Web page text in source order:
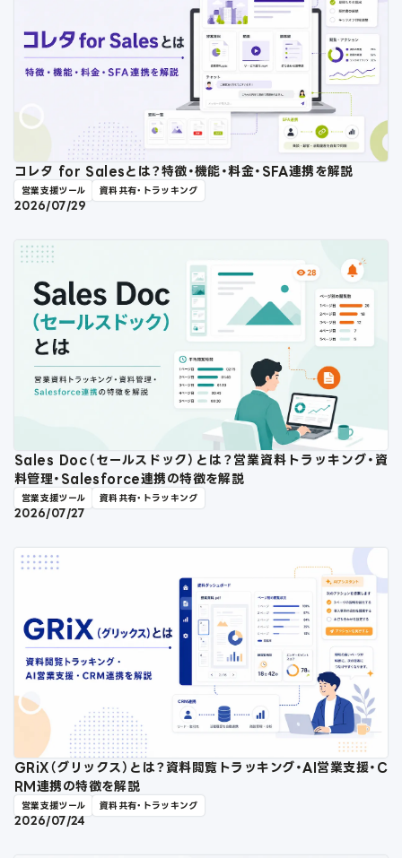
コレタ for Salesとは？特徴・機能・料金・SFA連携を解説
営業支援ツール 資料共有・トラッキング
2026/07/29
Sales Doc（セールスドック）とは？営業資料トラッキング・資
料管理・Salesforce連携の特徴を解説
営業支援ツール 資料共有・トラッキング
2026/07/27
GRiX（グリックス）とは？資料閲覧トラッキング・AI営業支援・C
RM連携の特徴を解説
営業支援ツール 資料共有・トラッキング
2026/07/24